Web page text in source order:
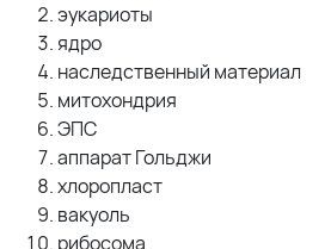
эукариоты
ядро
наследственный материал
митохондрия
ЭПС
аппарат Гольджи
хлоропласт
вакуоль
рибосома